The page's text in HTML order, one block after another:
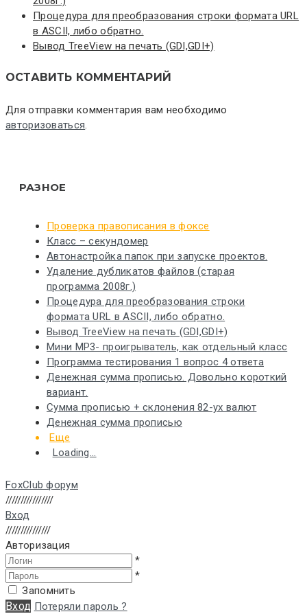
Процедура для преобразования строки формата URL
в ASCII, либо обратно.
Вывод TreeView на печать (GDI,GDI+)
ОСТАВИТЬ КОММЕНТАРИЙ
Для отправки комментария вам необходимо
авторизоваться.
РАЗНОЕ
Проверка правописания в фоксе
Класс – секундомер
Автонастройка папок при запуске проектов.
Удаление дубликатов файлов (старая
программа 2008г.)
Процедура для преобразования строки
формата URL в ASCII, либо обратно.
Вывод TreeView на печать (GDI,GDI+)
Мини MP3- проигрыватель, как отдельный класс
Программа тестирования 1 вопрос 4 ответа
Денежная сумма прописью. Довольно короткий
вариант.
Сумма прописью + склонения 82-ух валют
Денежная сумма прописью
Еще
Loading...
FoxClub форум
////////////////
Вход
///////////////
Авторизация
*
*
Запомнить
Вход Потеряли пароль ?